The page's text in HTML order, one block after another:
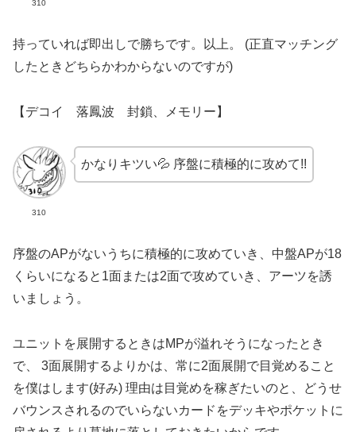
310
持っていれば即出しで勝ちです。以上。 (正直マッチング
したときどちらかわからないのですが)
【 デコイ 落鳳波 封鎖、メモリー】
310
かなりキツい💦 序盤に積極的に攻めて!!
序盤のAPがないうちに積極的に攻めていき、中盤APが18
くらいになると1面または2面で攻めていき、アーツを誘
いましょう。
ユニットを展開するときはMPが溢れそうになったとき
で、 3面展開するよりかは、常に2面展開で目覚めること
を僕はします(好み) 理由は目覚めを稼ぎたいのと、どうせ
バウンスされるのでいらないカードをデッキやポケットに